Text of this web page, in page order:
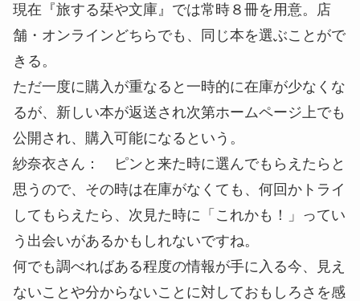
現在『旅する栞や文庫』では常時８冊を用意。店
舗・オンラインどちらでも、同じ本を選ぶことがで
きる。
ただ一度に購入が重なると一時的に在庫が少なくな
るが、新しい本が返送され次第ホームページ上でも
公開され、購入可能になるという。
紗奈衣さん： ピンと来た時に選んでもらえたらと
思うので、その時は在庫がなくても、何回かトライ
してもらえたら、次見た時に「これかも！」ってい
う出会いがあるかもしれないですね。
何でも調べればある程度の情報が手に入る今、見え
ないことや分からないことに対しておもしろさを感